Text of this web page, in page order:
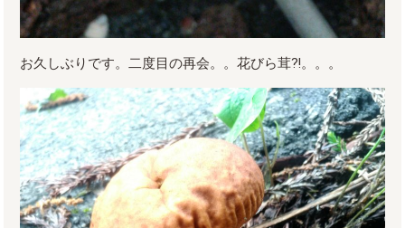
お久しぶりです。二度目の再会。。花びら茸⁈。。。